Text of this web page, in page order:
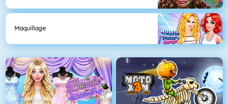
Maquillage